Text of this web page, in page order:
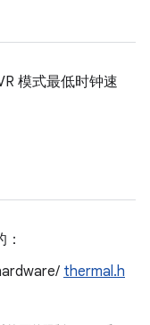
模式最低时钟速
thermal.h